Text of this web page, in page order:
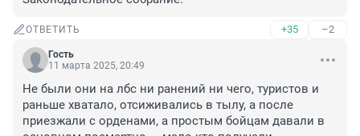
ОТВЕТИТЬ +35 –2
Гость
11 марта 2025, 20:49
Не были они на лбс ни ранений ни чего, туристов и
раньше хватало, отсиживались в тылу, а после
приезжали с орденами, а простым бойцам давали в